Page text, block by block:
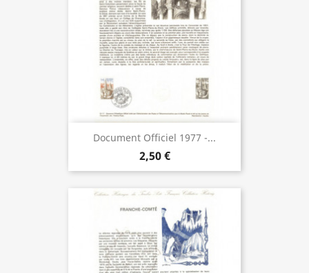
Document Officiel 1977 -...
2,50 €